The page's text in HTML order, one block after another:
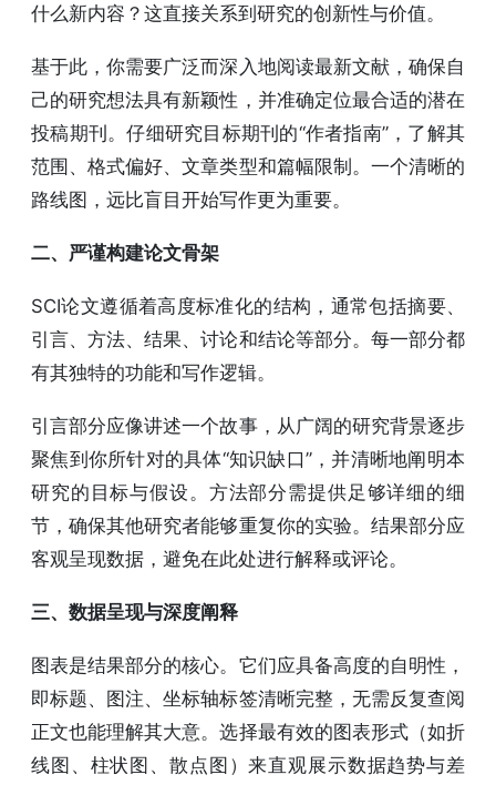
什么新内容？这直接关系到研究的创新性与价值。
基于此，你需要广泛而深入地阅读最新文献，确保自
己的研究想法具有新颖性，并准确定位最合适的潜在
投稿期刊。仔细研究目标期刊的“作者指南”，了解其
范围、格式偏好、文章类型和篇幅限制。一个清晰的
路线图，远比盲目开始写作更为重要。
二、严谨构建论文骨架
SCI论文遵循着高度标准化的结构，通常包括摘要、
引言、方法、结果、讨论和结论等部分。每一部分都
有其独特的功能和写作逻辑。
引言部分应像讲述一个故事，从广阔的研究背景逐步
聚焦到你所针对的具体“知识缺口”，并清晰地阐明本
研究的目标与假设。方法部分需提供足够详细的细
节，确保其他研究者能够重复你的实验。结果部分应
客观呈现数据，避免在此处进行解释或评论。
三、数据呈现与深度阐释
图表是结果部分的核心。它们应具备高度的自明性，
即标题、图注、坐标轴标签清晰完整，无需反复查阅
正文也能理解其大意。选择最有效的图表形式（如折
线图、柱状图、散点图）来直观展示数据趋势与差